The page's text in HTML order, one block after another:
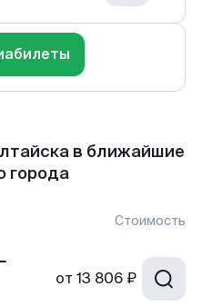
в ближайшие
города
Стоимость
от 13 806 ₽